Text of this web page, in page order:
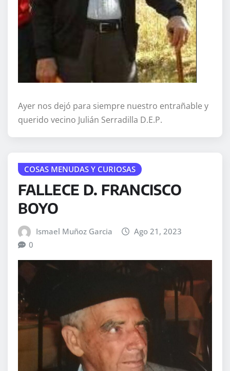
Ayer nos dejó para siempre nuestro entrañable y
querido vecino Julián Serradilla D.E.P.
COSAS MENUDAS Y CURIOSAS
FALLECE D. FRANCISCO
BOYO
Ismael Muñoz Garcia
Ago 21, 2023
0